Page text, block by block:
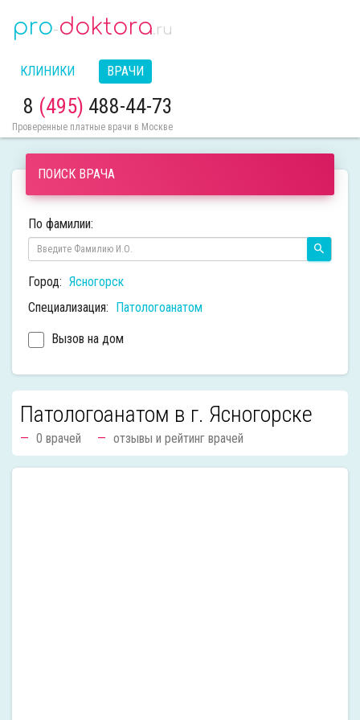
pro-doktora.ru
КЛИНИКИ ВРАЧИ
8 (495) 488-44-73
Проверенные платные врачи в Москве
ПОИСК ВРАЧА
По фамилии:
Город: Ясногорск
Специализация: Патологоанатом
Вызов на дом
Патологоанатом в г. Ясногорске
0 врачей отзывы и рейтинг врачей